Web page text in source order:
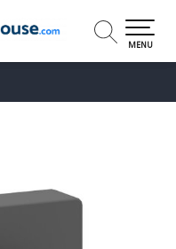
MENU